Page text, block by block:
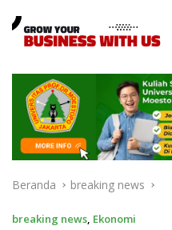
Beranda breaking news
breaking news, Ekonomi